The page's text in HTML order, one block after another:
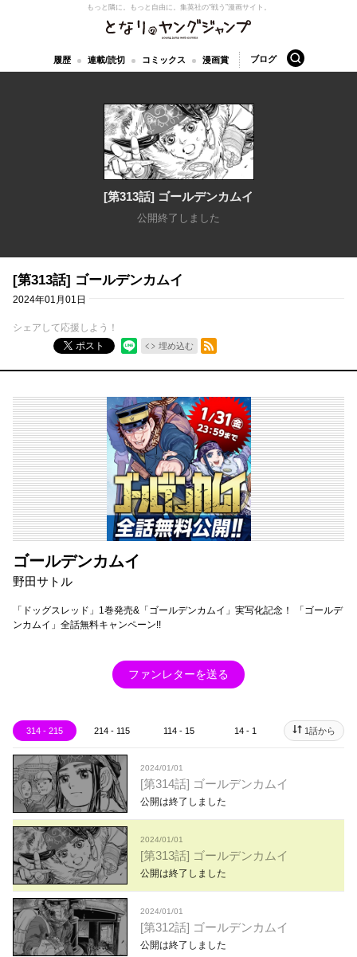
となりのヤングジャンプ
もっと隣に。もっと自由に。 集英社の“戦う”漫画サイト。
履歴 連載/読切 コミックス 漫画賞 ブログ 検索
[第313話] ゴールデンカムイ
公開終了しました
[第313話] ゴールデンカムイ
2024年01月01日
シェアして応援しよう！
ポスト
埋め込む
RSSフィード
ゴールデンカムイ
野田サトル
「ドッグスレッド」1巻発売&「ゴールデンカムイ」実写化記念！ 「ゴールデ
ンカムイ」全話無料キャンペーン!!
ファンレターを送る
314 - 215 214 - 115 114 - 15 14 - 1 1話から
2024/01/01
[第314話] ゴールデンカムイ
公開は終了しました
2024/01/01
[第313話] ゴールデンカムイ
公開は終了しました
2024/01/01
[第312話] ゴールデンカムイ
公開は終了しました